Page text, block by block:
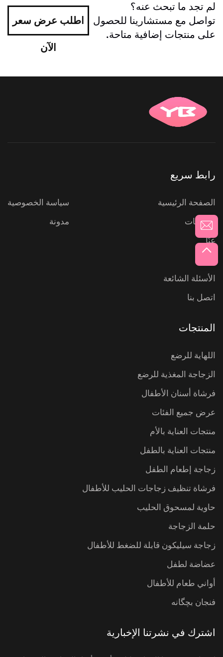
لم تجد ما تبحث عنه؟
تواصل مع مستشارينا للحصول
على منتجات إضافية متاحة.
اطلب عرض سعر
الآن
رابط سريع
الصفحة الرئيسية
المنتجات
عنّا
الأسئلة الشائعة
اتصل بنا
سياسة الخصوصية
مدونة
المنتجات
اللهاية للرضع
الزجاجة المغذية للرضع
فرشاة أسنان الأطفال
عرض جميع الفئات
منتجات العناية بالأم
منتجات العناية بالطفل
زجاجة إطعام الطفل
فرشاة تنظيف زجاجات الحليب للأطفال
حاوية لمسحوق الحليب
حلمة الزجاجة
زجاجة سيليكون قابلة للضغط للأطفال
عضاضة لطفل
أواني طعام للأطفال
فنجان بچگانه
اشترك في نشرتنا الإخبارية